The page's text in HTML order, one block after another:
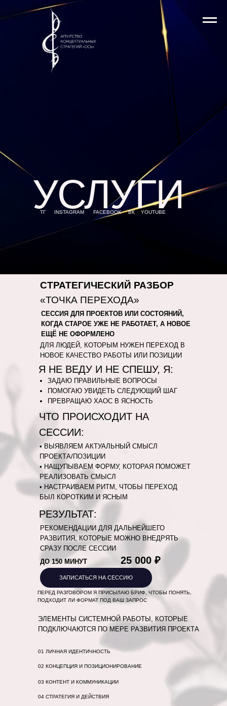
УСЛУГИ
FACEBOOK
INSTAGRAM
ТГ ВК YOUTUBE
СТРАТЕГИЧЕСКИЙ РАЗБОР
«ТОЧКА ПЕРЕХОДА»
Я НЕ ВЕДУ И НЕ СПЕШУ, Я:
25 000 ₽
ДО 150 МИНУТ
ЗАДАЮ ПРАВИЛЬНЫЕ ВОПРОСЫ
ПОМОГАЮ УВИДЕТЬ СЛЕДУЮЩИЙ ШАГ
ПРЕВРАЩАЮ ХАОС В ЯСНОСТЬ
СЕССИЯ ДЛЯ ПРОЕКТОВ ИЛИ СОСТОЯНИЙ,
КОГДА СТАРОЕ УЖЕ НЕ РАБОТАЕТ, А НОВОЕ
ЕЩЁ НЕ ОФОРМЛЕНО
• ВЫЯВЛЯЕМ АКТУАЛЬНЫЙ СМЫСЛ
ПРОЕКТА/ПОЗИЦИИ
• НАЩУПЫВАЕМ ФОРМУ, КОТОРАЯ ПОМОЖЕТ
РЕАЛИЗОВАТЬ СМЫСЛ
• НАСТРАИВАЕМ РИТМ, ЧТОБЫ ПЕРЕХОД
БЫЛ КОРОТКИМ И ЯСНЫМ
РЕКОМЕНДАЦИИ ДЛЯ ДАЛЬНЕЙШЕГО
РАЗВИТИЯ, КОТОРЫЕ МОЖНО ВНЕДРЯТЬ
СРАЗУ ПОСЛЕ СЕССИИ
ПЕРЕД РАЗГОВОРОМ Я ПРИСЫЛАЮ БРИФ, ЧТОБЫ ПОНЯТЬ,
ПОДХОДИТ ЛИ ФОРМАТ ПОД ВАШ ЗАПРОС
ДЛЯ ЛЮДЕЙ, КОТОРЫМ НУЖЕН ПЕРЕХОД В
НОВОЕ КАЧЕСТВО РАБОТЫ ИЛИ ПОЗИЦИИ
РЕЗУЛЬТАТ:
ЧТО ПРОИСХОДИТ НА
СЕССИИ:
ЗАПИСАТЬСЯ НА СЕССИЮ
01 ЛИЧНАЯ ИДЕНТИЧНОСТЬ
03 КОНТЕНТ И КОММУНИКАЦИИ
02 КОНЦЕПЦИЯ И ПОЗИЦИОНИРОВАНИЕ
04 СТРАТЕГИЯ И ДЕЙСТВИЯ
ЭЛЕМЕНТЫ СИСТЕМНОЙ РАБОТЫ, КОТОРЫЕ
ПОДКЛЮЧАЮТСЯ ПО МЕРЕ РАЗВИТИЯ ПРОЕКТА